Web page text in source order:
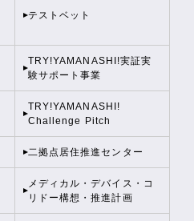
テストベット
TRY!YAMANASHI!実証実
験サポート事業
TRY!YAMANASHI!
Challenge Pitch
二拠点居住推進センター
メディカル・デバイス・コ
リドー構想・推進計画